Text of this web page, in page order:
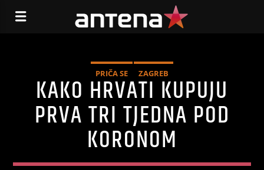
PRIČA SE ZAGREB
KAKO HRVATI KUPUJU
PRVA TRI TJEDNA POD
KORONOM